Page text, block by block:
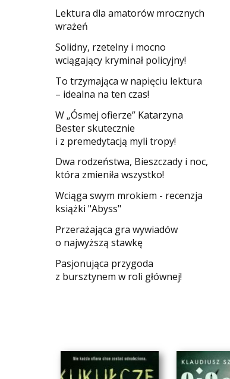
Lektura dla amatorów mrocznych
wrażeń
Solidny, rzetelny i mocno
wciągający kryminał policyjny!
​To trzymająca w napięciu lektura
– idealna na ten czas!
W „Ósmej ofierze” Katarzyna
Bester skutecznie
i z premedytacją myli tropy!
Dwa rodzeństwa, Bieszczady i noc,
która zmieniła wszystko!
Wciąga swym mrokiem - recenzja
książki "Abyss"
​Przerażająca gra wywiadów
o najwyższą stawkę
Pasjonująca przygoda
z bursztynem w roli głównej!